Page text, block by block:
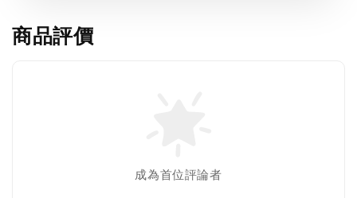
商品評價
成為首位評論者